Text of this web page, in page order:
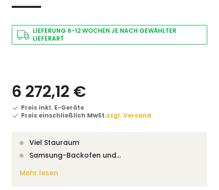
LIEFERUNG 6-12 WOCHEN JE NACH GEWÄHLTER
LIEFERART
6 272,12 €
Preis inkl. E-Geräte
Preis einschließlich MwSt.zzgl. Versand
Viel Stauraum
Samsung-Backofen und…
Mehr lesen